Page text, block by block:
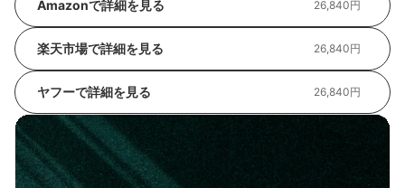
Amazonで詳細を見る 26,840円
楽天市場で詳細を見る 26,840円
ヤフーで詳細を見る 26,840円